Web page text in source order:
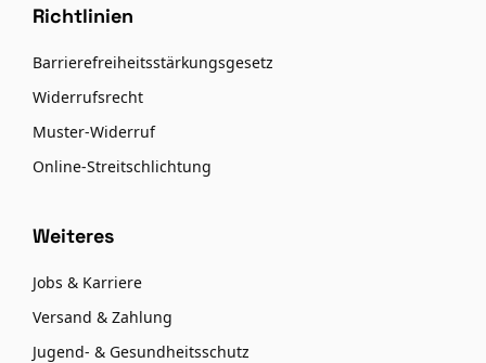
Richtlinien
Barrierefreiheitsstärkungsgesetz
Widerrufsrecht
Muster-Widerruf
Online-Streitschlichtung
Weiteres
Jobs & Karriere
Versand & Zahlung
Jugend- & Gesundheitsschutz